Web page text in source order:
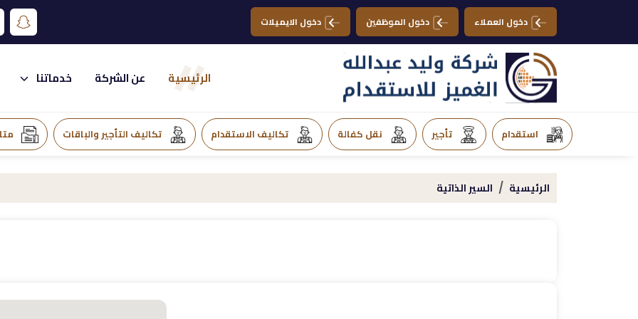
دخول العملاء دخول الموظفين دخول الايميلات
الرئيسية عن الشركة خدماتنا
استقدام تأجير نقل كفالة تكاليف الاستقدام تكاليف التأجير والباقات
الرئيسية السير الذاتية